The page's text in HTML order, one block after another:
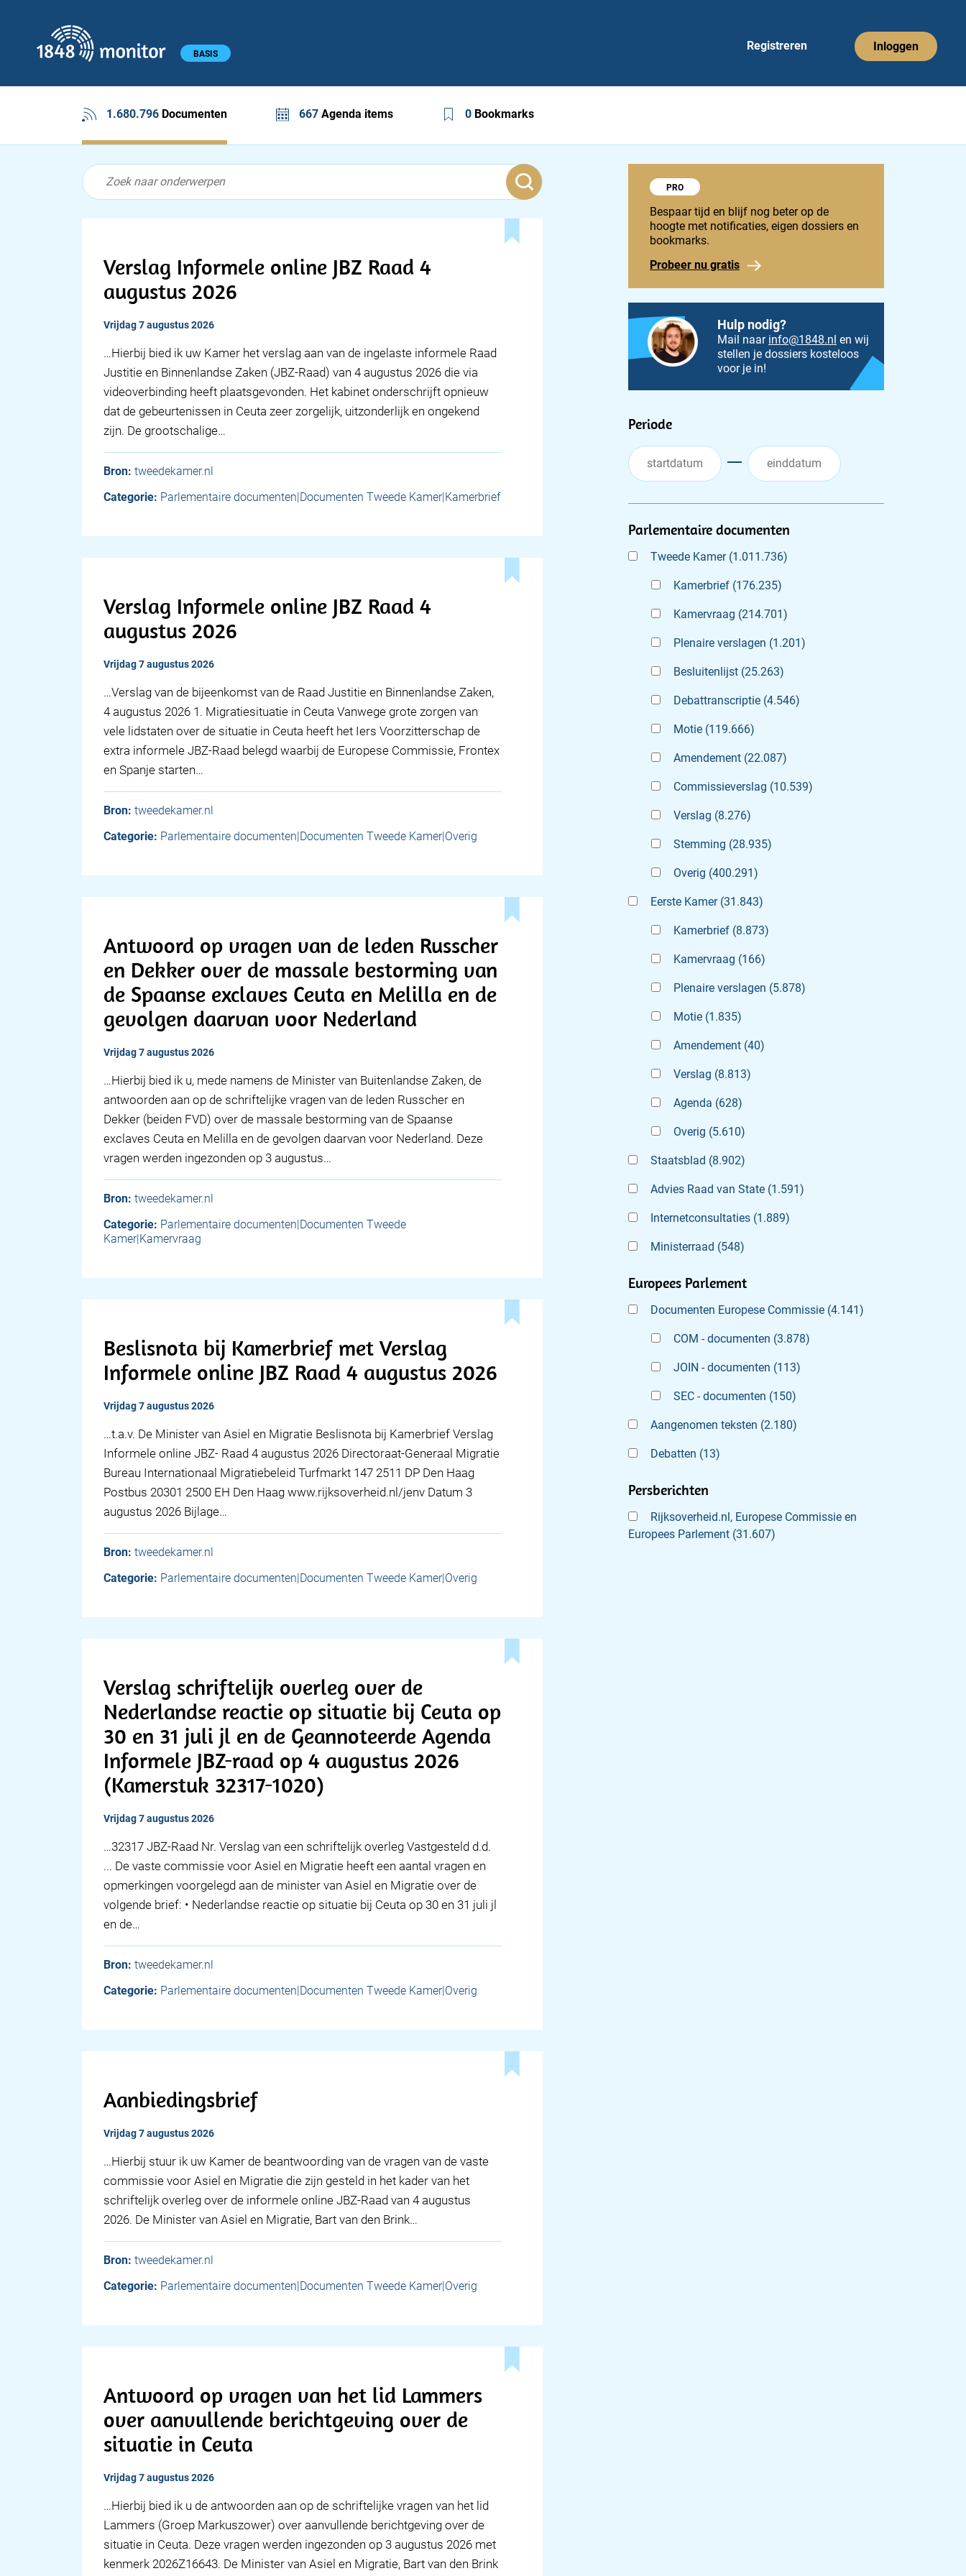
Hoofdmenu BASIS
Registreren Inloggen
1.680.796Documenten 667Agenda items 0 Bookmarks
Documenten feed
Feed
Verslag Informele online JBZ Raad 4
augustus 2026
vrijdag 7 augustus 2026
… Hierbij bied ik uw Kamer het verslag aan van de ingelaste informele Raad
Justitie en Binnenlandse Zaken (JBZ-Raad) van 4 augustus 2026 die via
videoverbinding heeft plaatsgevonden. Het kabinet onderschrijft opnieuw
dat de gebeurtenissen in Ceuta zeer zorgelijk, uitzonderlijk en ongekend
zijn. De grootschalige…
Bron: tweedekamer.nl
Categorie: Parlementaire documenten|Documenten Tweede Kamer|Kamerbrief
Verslag Informele online JBZ Raad 4
augustus 2026
vrijdag 7 augustus 2026
… Verslag van de bijeenkomst van de Raad Justitie en Binnenlandse Zaken,
4 augustus 2026 1. Migratiesituatie in Ceuta Vanwege grote zorgen van
vele lidstaten over de situatie in Ceuta heeft het Iers Voorzitterschap de
extra informele JBZ-Raad belegd waarbij de Europese Commissie, Frontex
en Spanje starten…
Bron: tweedekamer.nl
Categorie: Parlementaire documenten|Documenten Tweede Kamer|Overig
Antwoord op vragen van de leden Russcher
en Dekker over de massale bestorming van
de Spaanse exclaves Ceuta en Melilla en de
gevolgen daarvan voor Nederland
vrijdag 7 augustus 2026
… Hierbij bied ik u, mede namens de Minister van Buitenlandse Zaken, de
antwoorden aan op de schriftelijke vragen van de leden Russcher en
Dekker (beiden FVD) over de massale bestorming van de Spaanse
exclaves Ceuta en Melilla en de gevolgen daarvan voor Nederland. Deze
vragen werden ingezonden op 3 augustus…
Bron: tweedekamer.nl
Categorie: Parlementaire documenten|Documenten Tweede
Kamer|Kamervraag
Beslisnota bij Kamerbrief met Verslag
Informele online JBZ Raad 4 augustus 2026
vrijdag 7 augustus 2026
…t.a.v. De Minister van Asiel en Migratie Beslisnota bij Kamerbrief Verslag
Informele online JBZ- Raad 4 augustus 2026 Directoraat-Generaal Migratie
Bureau Internationaal Migratiebeleid Turfmarkt 147 2511 DP Den Haag
Postbus 20301 2500 EH Den Haag www.rijksoverheid.nl/jenv Datum 3
augustus 2026 Bijlage…
Bron: tweedekamer.nl
Categorie: Parlementaire documenten|Documenten Tweede Kamer|Overig
Verslag schriftelijk overleg over de
Nederlandse reactie op situatie bij Ceuta op
30 en 31 juli jl en de Geannoteerde Agenda
Informele JBZ-raad op 4 augustus 2026
(Kamerstuk 32317-1020)
vrijdag 7 augustus 2026
… 32317 JBZ-Raad Nr. Verslag van een schriftelijk overleg Vastgesteld d.d.
... De vaste commissie voor Asiel en Migratie heeft een aantal vragen en
opmerkingen voorgelegd aan de minister van Asiel en Migratie over de
volgende brief: • Nederlandse reactie op situatie bij Ceuta op 30 en 31 juli jl
en de…
Bron: tweedekamer.nl
Categorie: Parlementaire documenten|Documenten Tweede Kamer|Overig
Aanbiedingsbrief
vrijdag 7 augustus 2026
… Hierbij stuur ik uw Kamer de beantwoording van de vragen van de vaste
commissie voor Asiel en Migratie die zijn gesteld in het kader van het
schriftelijk overleg over de informele online JBZ-Raad van 4 augustus
2026. De Minister van Asiel en Migratie, Bart van den Brink…
Bron: tweedekamer.nl
Categorie: Parlementaire documenten|Documenten Tweede Kamer|Overig
Antwoord op vragen van het lid Lammers
over aanvullende berichtgeving over de
situatie in Ceuta
vrijdag 7 augustus 2026
… Hierbij bied ik u de antwoorden aan op de schriftelijke vragen van het lid
Lammers (Groep Markuszower) over aanvullende berichtgeving over de
situatie in Ceuta. Deze vragen werden ingezonden op 3 augustus 2026 met
kenmerk 2026Z16643. De Minister van Asiel en Migratie, Bart van den Brink
Probeer 1848 Pro
PRO
Bespaar tijd en blijf nog beter op de
hoogte met notificaties, eigen dossiers en
bookmarks.
Probeer nu gratis
Hulp nodig?
Mail naar info@1848.nl en wij
stellen je dossiers kosteloos
voor je in!
Filters
Periode
Parlementaire documenten
Tweede Kamer (1.011.736)
Kamerbrief (176.235)
Kamervraag (214.701)
Plenaire verslagen (1.201)
Besluitenlijst (25.263)
Debattranscriptie (4.546)
Motie (119.666)
Amendement (22.087)
Commissieverslag (10.539)
Verslag (8.276)
Stemming (28.935)
Overig (400.291)
Eerste Kamer (31.843)
Kamerbrief (8.873)
Kamervraag (166)
Plenaire verslagen (5.878)
Motie (1.835)
Amendement (40)
Verslag (8.813)
Agenda (628)
Overig (5.610)
Staatsblad (8.902)
Advies Raad van State (1.591)
Internetconsultaties (1.889)
Ministerraad (548)
Europees Parlement
Documenten Europese Commissie (4.141)
COM - documenten (3.878)
JOIN - documenten (113)
SEC - documenten (150)
Aangenomen teksten (2.180)
Debatten (13)
Persberichten
Rijksoverheid.nl, Europese Commissie en
Europees Parlement (31.607)